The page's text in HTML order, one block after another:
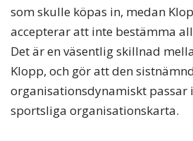
som skulle köpas in, medan
accepterar att inte bestämma
Det är en väsentlig skillnad
Klopp, och gör att den
organisationsdynamiskt passar
sportsliga organisationskarta.